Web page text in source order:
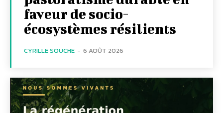
faveur de socio-
écosystèmes résilients
CYRILLE SOUCHE - 6 AOÛT 2026